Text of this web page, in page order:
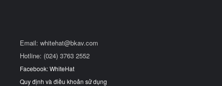
Email: whitehat@bkav.com
Hotline: (024) 3763 2552
Facebook: WhiteHat
Quy định và điều khoản sử dụng